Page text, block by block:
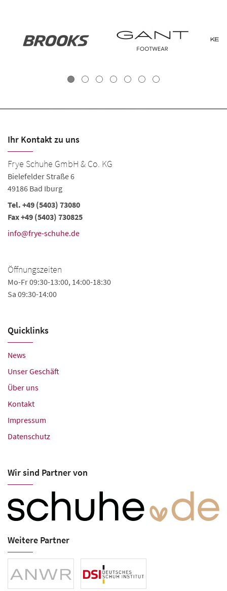
Ihr Kontakt zu uns
Frye Schuhe GmbH & Co. KG
Bielefelder Straße 6
49186 Bad Iburg
Tel. +49 (5403) 73080
Fax +49 (5403) 730825
info@frye-schuhe.de
Öffnungszeiten
Mo-Fr 09:30-13:00, 14:00-18:30
Sa 09:30-14:00
Quicklinks
News
Unser Geschäft
Über uns
Kontakt
Impressum
Datenschutz
Wir sind Partner von
Weitere Partner